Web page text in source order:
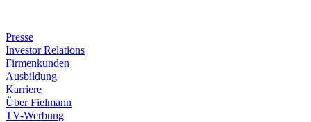
Presse
Investor Relations
Firmenkunden
Ausbildung
Karriere
Über Fielmann
TV-Werbung